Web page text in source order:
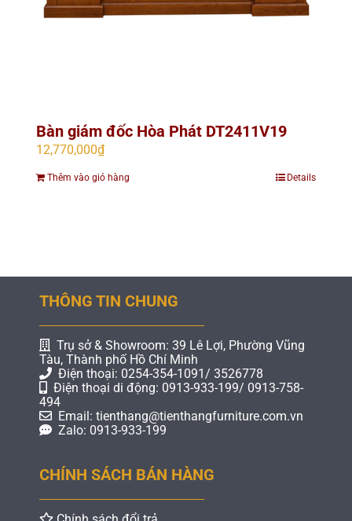
Bàn giám đốc Hòa Phát DT2411V19
12,770,000₫
Thêm vào giỏ hàng Details
THÔNG TIN CHUNG
Trụ sở & Showroom: 39 Lê Lợi, Phường Vũng
Tàu, Thành phố Hồ Chí Minh
Điện thoại: 0254-354-1091/ 3526778
Điện thoại di động: 0913-933-199/ 0913-758-
494
Email: tienthang@tienthangfurniture.com.vn
Zalo: 0913-933-199
CHÍNH SÁCH BÁN HÀNG